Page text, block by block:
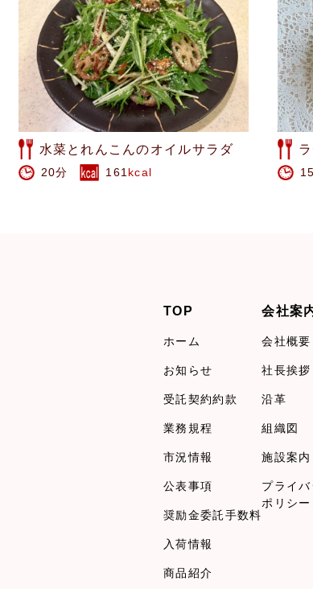
ラディッシュのリース風サラダ
15分 96kcal
TOP
ホーム
お知らせ
受託契約約款
業務規程
市況情報
公表事項
奨励金委託手数料
入荷情報
商品紹介
会社案
会社概要
社長挨拶
沿革
組織図
施設案内
プライバ
ポリシー